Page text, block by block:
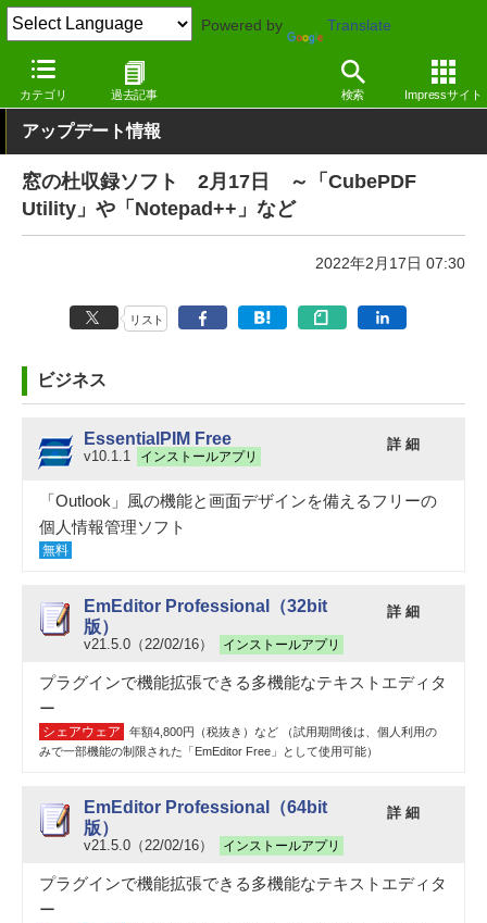
Powered by Translate
カテゴリ 過去記事 検索 Impressサイト
窓の杜 その他の話題 アップデート
アップデート情報
窓の杜収録ソフト 2月17日 ～「CubePDF
Utility」や「Notepad++」など
2022年2月17日 07:30
リスト
ビジネス
EssentialPIM Free
v10.1.1 インストールアプリ
詳 細
「Outlook」風の機能と画面デザインを備えるフリーの
個人情報管理ソフト
無料
EmEditor Professional（32bit
版）
v21.5.0（22/02/16） インストールアプリ
詳 細
プラグインで機能拡張できる多機能なテキストエディタ
ー
シェアウェア
年額4,800円（税抜き）など （試用期間後は、個人利用の
みで一部機能の制限された「EmEditor Free」として使用可能）
EmEditor Professional（64bit
版）
v21.5.0（22/02/16） インストールアプリ
詳 細
プラグインで機能拡張できる多機能なテキストエディタ
ー